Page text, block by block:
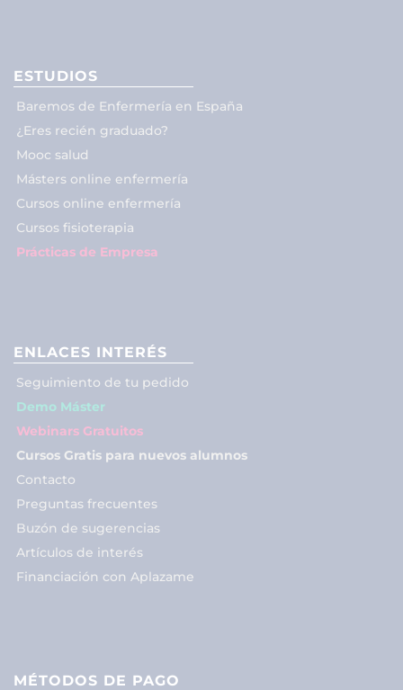
ESTUDIOS
Baremos de Enfermería en España
¿Eres recién graduado?
Mooc salud
Másters online enfermería
Cursos online enfermería
Cursos fisioterapia
Prácticas de Empresa
ENLACES INTERÉS
Seguimiento de tu pedido
Demo Máster
Webinars Gratuitos
Cursos Gratis para nuevos alumnos
Contacto
Preguntas frecuentes
Buzón de sugerencias
Artículos de interés
Financiación con Aplazame
MÉTODOS DE PAGO